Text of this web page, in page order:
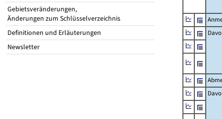
Gebietsveränderungen,
Änderungen zum Schlüsselverzeichnis
Definitionen und Erläuterungen
Newsletter